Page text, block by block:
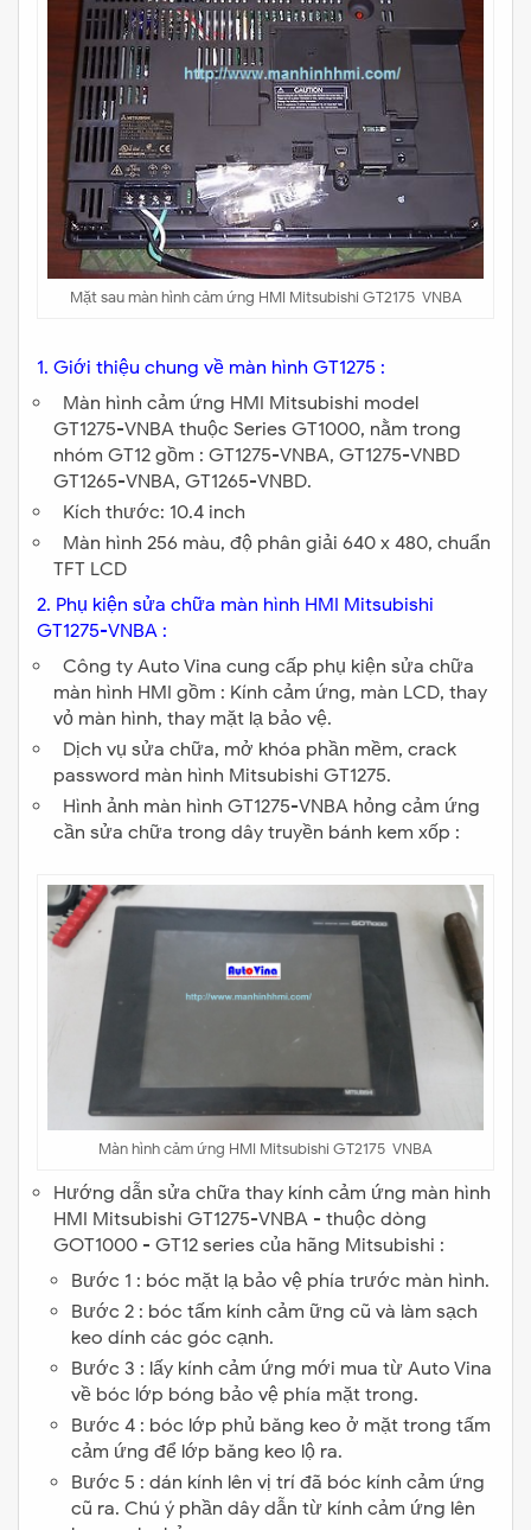
Mặt sau màn hình cảm ứng HMI Mitsubishi GT2175-VNBA
1. Giới thiệu chung về màn hình GT1275 :
Màn hình cảm ứng HMI Mitsubishi model
GT1275-VNBA thuộc Series GT1000, nằm trong
nhóm GT12 gồm : GT1275-VNBA, GT1275-VNBD
GT1265-VNBA, GT1265-VNBD.
Kích thước: 10.4 inch
Màn hình 256 màu, độ phân giải 640 x 480, chuẩn
TFT LCD
2. Phụ kiện sửa chữa màn hình HMI Mitsubishi
GT1275-VNBA :
Công ty Auto Vina cung cấp phụ kiện sửa chữa
màn hình HMI gồm : Kính cảm ứng, màn LCD, thay
vỏ màn hình, thay mặt lạ bảo vệ.
Dịch vụ sửa chữa, mở khóa phần mềm, crack
password màn hình Mitsubishi GT1275.
Hình ảnh màn hình GT1275-VNBA hỏng cảm ứng
cần sửa chữa trong dây truyền bánh kem xốp :
Màn hình cảm ứng HMI Mitsubishi GT2175-VNBA
Hướng dẫn sửa chữa thay kính cảm ứng màn hình
HMI Mitsubishi GT1275-VNBA - thuộc dòng
GOT1000 - GT12 series của hãng Mitsubishi :
Bước 1 : bóc mặt lạ bảo vệ phía trước màn hình.
Bước 2 : bóc tấm kính cảm ững cũ và làm sạch
keo dính các góc cạnh.
Bước 3 : lấy kính cảm ứng mới mua từ Auto Vina
về bóc lớp bóng bảo vệ phía mặt trong.
Bước 4 : bóc lớp phủ băng keo ở mặt trong tấm
cảm ứng để lớp băng keo lộ ra.
Bước 5 : dán kính lên vị trí đã bóc kính cảm ứng
cũ ra. Chú ý phần dây dẫn từ kính cảm ứng lên